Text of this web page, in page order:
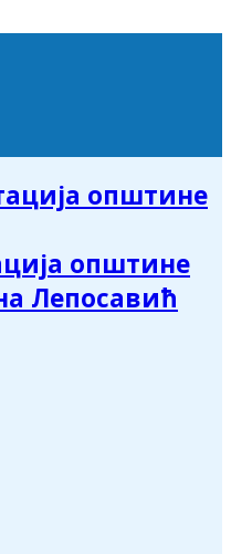
општине
Лепосавић